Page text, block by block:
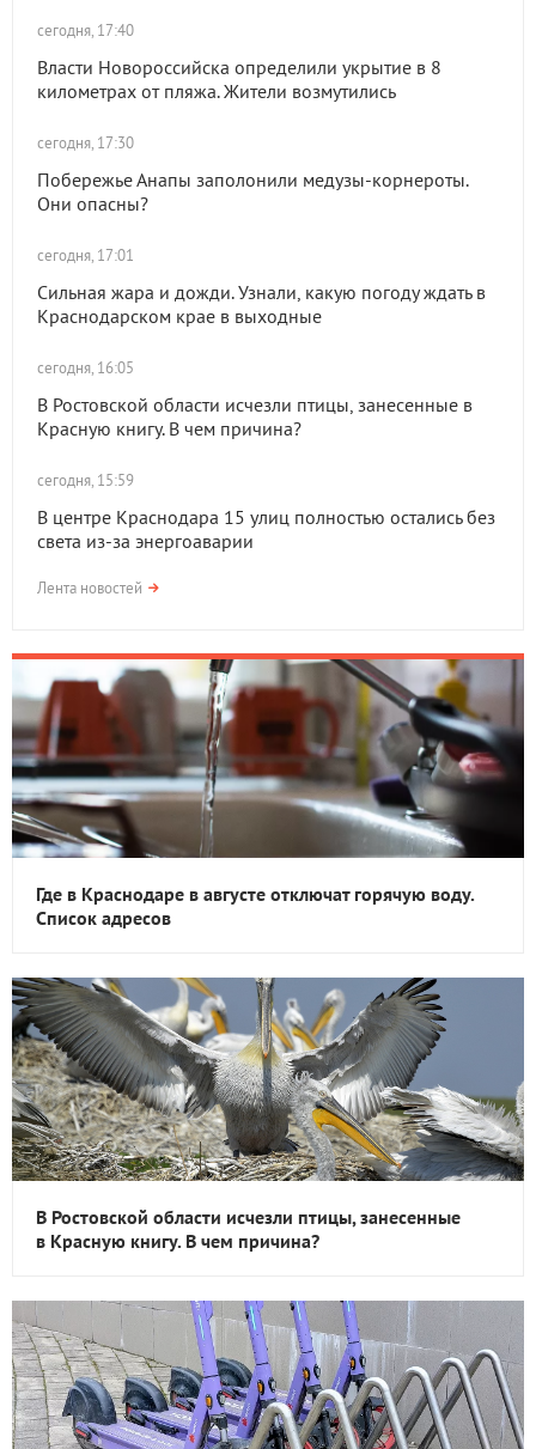
сегодня, 17:40
Власти Новороссийска определили укрытие в 8
километрах от пляжа. Жители возмутились
сегодня, 17:30
Побережье Анапы заполонили медузы-корнероты.
Они опасны?
сегодня, 17:01
Сильная жара и дожди. Узнали, какую погоду ждать в
Краснодарском крае в выходные
сегодня, 16:05
В Ростовской области исчезли птицы, занесенные в
Красную книгу. В чем причина?
сегодня, 15:59
В центре Краснодара 15 улиц полностью остались без
света из-за энергоаварии
Лента новостей
Где в Краснодаре в августе отключат горячую воду.
Список адресов
В Ростовской области исчезли птицы, занесенные
в Красную книгу. В чем причина?